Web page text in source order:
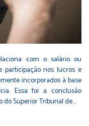
com o salário ou
participação nos lucros e
incorporados à base
Essa foi a conclusão
do Superior Tribunal de…